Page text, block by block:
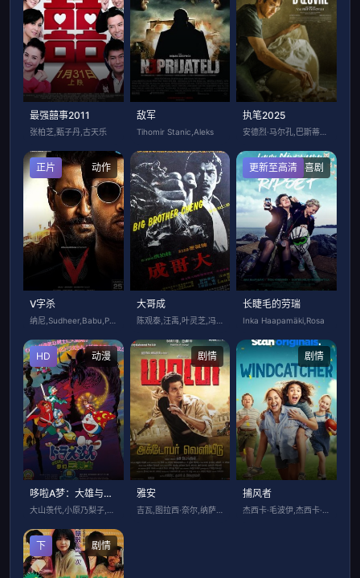
最强囍事2011
张柏芝,甄子丹,古天乐
敌军
Tihomir Stanic,Aleks
执笔2025
动作
正片
V字杀 大哥成
喜剧
更新至高清
长睫毛的劳瑞
Inka Haapamäki,Rosa
动漫
HD
哆啦A梦：大雄与梦幻三剑士国语
剧情
雅安
吉瓦,图拉西·奈尔,纳萨尔
剧情
捕风者
剧情
下